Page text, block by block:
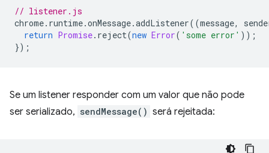
// listener.js
chrome. runtime.onMessage.addListener((message,
return Promise. reject(new Error( 'some error' ));
});
Se um listener responder com um valor que não pode
ser serializado, sendMessage() será rejeitada: